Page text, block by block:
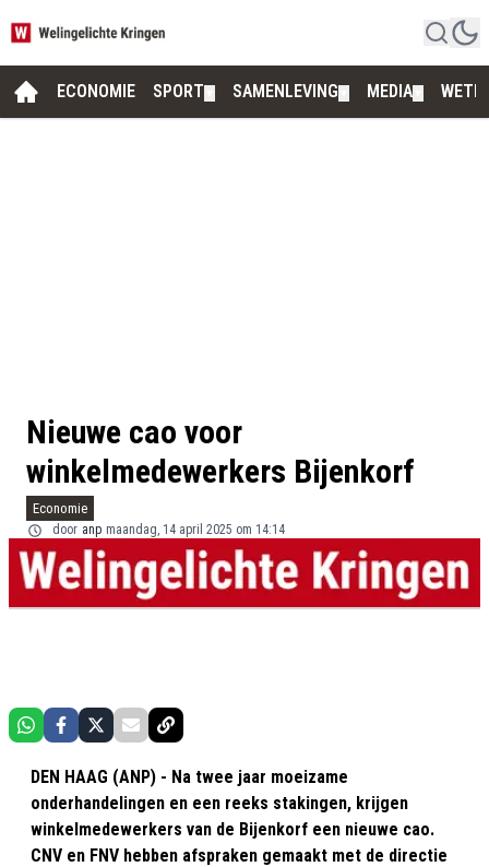
ECONOMIE SPORT SAMENLEVING MEDIA
Nieuwe cao voor
winkelmedewerkers Bijenkorf
Economie
door anp maandag, 14 april 2025 om 14:14
DEN HAAG (ANP) - Na twee jaar moeizame
onderhandelingen en een reeks stakingen, krijgen
winkelmedewerkers van de Bijenkorf een nieuwe cao.
CNV en FNV hebben afspraken gemaakt met de directie